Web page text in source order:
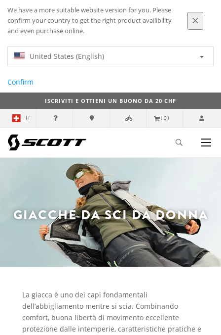
We have a more suitable website version for you. Please
confirm your country to get the right product availibility
and even purchase online.
United States (English)
Confirm
ISCRIVITI E OTTIENI UN BUONO DA 20 CHF
IT (0)
GIACCHE DA SCI DA DONNA
La giacca è uno dei capi fondamentali
dell’abbigliamento mentre si scia. Combinando
comfort, buona libertà di movimento eccellente
protezione dalle intemperie, caratteristiche pratiche e